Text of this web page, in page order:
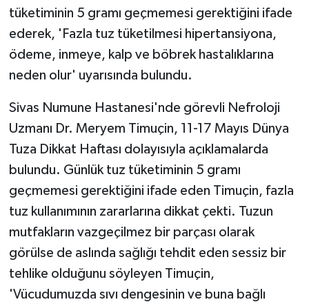
tüketiminin 5 gramı geçmemesi gerektiğini ifade
ederek, 'Fazla tuz tüketilmesi hipertansiyona,
ödeme, inmeye, kalp ve böbrek hastalıklarına
neden olur' uyarısında bulundu.
Sivas Numune Hastanesi'nde görevli Nefroloji
Uzmanı Dr. Meryem Timuçin, 11-17 Mayıs Dünya
Tuza Dikkat Haftası dolayısıyla açıklamalarda
bulundu. Günlük tuz tüketiminin 5 gramı
geçmemesi gerektiğini ifade eden Timuçin, fazla
tuz kullanımının zararlarına dikkat çekti. Tuzun
mutfakların vazgeçilmez bir parçası olarak
görülse de aslında sağlığı tehdit eden sessiz bir
tehlike olduğunu söyleyen Timuçin,
'Vücudumuzda sıvı dengesinin ve buna bağlı